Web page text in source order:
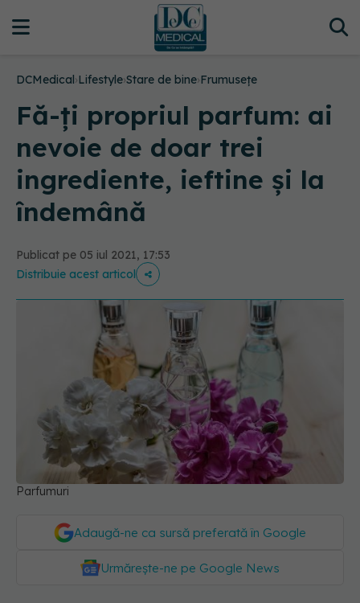
DCMedical›Lifestyle›Stare de bine›Frumusețe
Fă-ți propriul parfum: ai
nevoie de doar trei
ingrediente, ieftine și la
îndemână
Publicat pe 05 iul 2021, 17:53
Distribuie acest articol
Parfumuri
Adaugă-ne ca sursă preferată în Google
Urmărește-ne pe Google News